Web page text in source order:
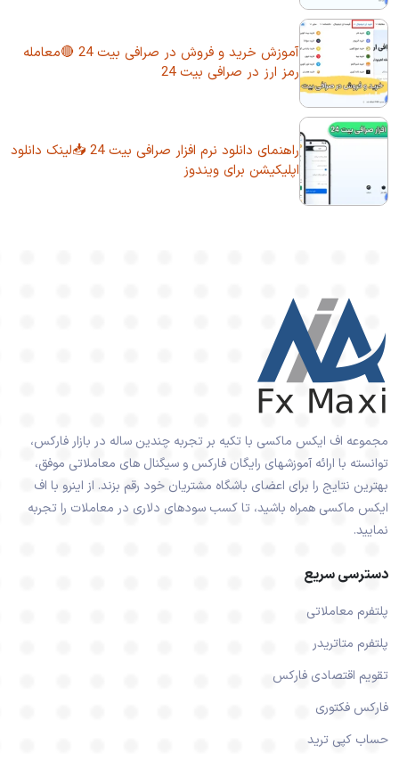
آموزش خرید و فروش در صرافی بیت 24 🔴معامله
رمز ارز در صرافی بیت 24
راهنمای دانلود نرم افزار صرافی بیت 24 📥لینک دانلود
اپلیکیشن برای ویندوز
مجموعه اف ایکس ماکسی با تکیه بر تجربه چندین ساله در بازار فارکس،
توانسته با ارائه آموزشهای رایگان فارکس و سیگنال های معاملاتی موفق،
بهترین نتایج را برای اعضای باشگاه مشتریان خود رقم بزند. از اینرو با اف
ایکس ماکسی همراه باشید، تا کسب سودهای دلاری در معاملات را تجربه
نمایید.
دسترسی سریع
پلتفرم معاملاتی
پلتفرم متاتریدر
تقویم اقتصادی فارکس
فارکس فکتوری
حساب کپی ترید